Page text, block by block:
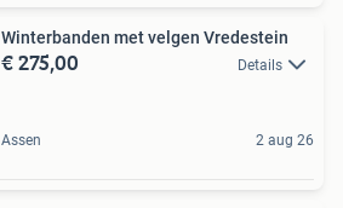
Winterbanden met velgen Vredestein
€ 275,00 Details
Assen 2 aug 26